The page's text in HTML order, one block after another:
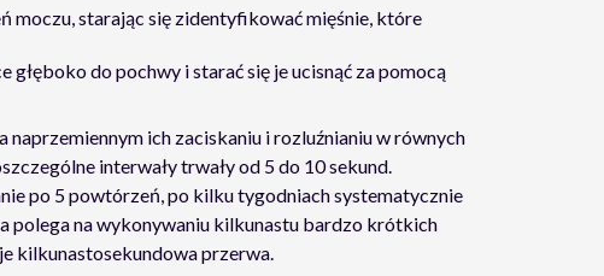
moczu, starając się zidentyfikować mięśnie, które
głęboko do pochwy i starać się je ucisnąć za pomocą
naprzemiennym ich zaciskaniu i rozluźnianiu w równych
interwały trwały od 5 do 10 sekund.
po 5 powtórzeń, po kilku tygodniach systematycznie
polega na wykonywaniu kilkunastu bardzo krótkich
kilkunastosekundowa przerwa.